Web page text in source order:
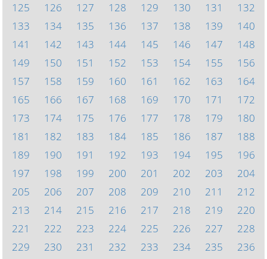
125
126 127 128 129 130 131
132
133
134 135 136 137 138 139
140
141
142 143 144 145 146 147
148
149
150 151 152 153 154 155
156
157
158 159 160 161 162 163
164
165
166 167 168 169 170 171
172
173
174 175 176 177 178 179
180
181
182 183 184 185 186 187
188
189
190 191 192 193 194 195
196
197
198 199 200 201 202 203
204
205
206 207 208 209 210 211
212
213
214 215 216 217 218 219
220
221
222 223 224 225 226 227
228
229
230 231 232 233 234 235
236